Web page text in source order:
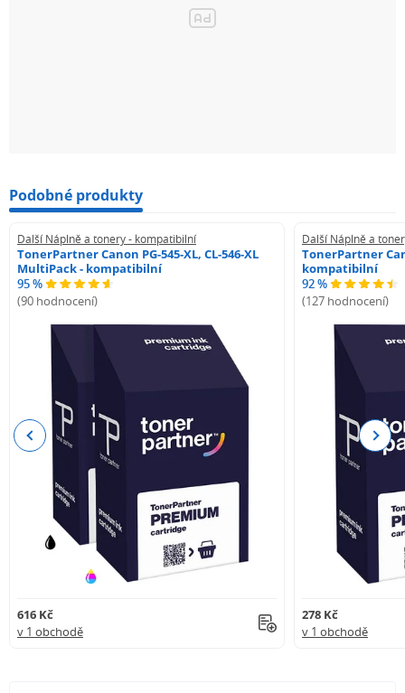
Podobné produkty
Další Náplně a tonery - kompatibilní
TonerPartner Canon PG-545-XL, CL-546-XL
MultiPack - kompatibilní
95 %
(90 hodnocení)
616 Kč
v 1 obchodě
Další Náplně a
TonerPartner
kompatibilní
92 %
(127 hodnocení)
278 Kč
v 1 obchodě
Previous Next